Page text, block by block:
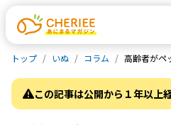
トップ いぬ コラム 高齢者がペ
この記事は公開から１年以上